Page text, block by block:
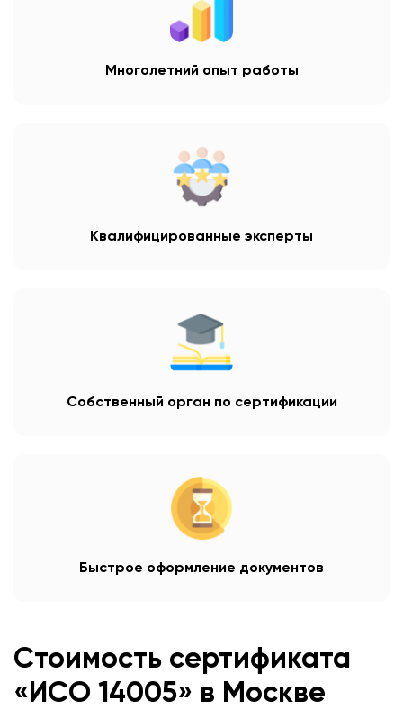
Многолетний опыт работы
Квалифицированные эксперты
Собственный орган по сертификации
Быстрое оформление документов
Стоимость сертификата
«ИСО 14005» в Москве